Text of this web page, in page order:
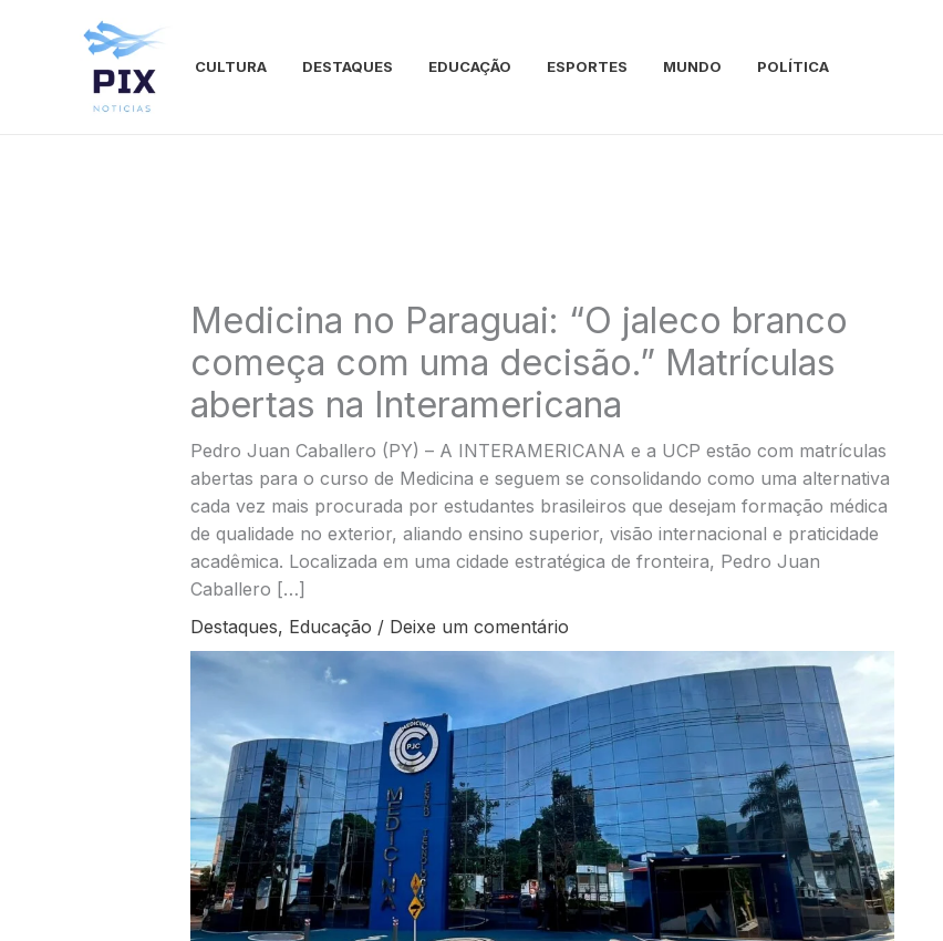
CULTURA DESTAQUES EDUCAÇÃO ESPORTES MUNDO POLÍTICA
Medicina no Paraguai: “O jaleco branco
começa com uma decisão.” Matrículas
abertas na Interamericana
Pedro Juan Caballero (PY) – A INTERAMERICANA e a UCP estão com matrículas
abertas para o curso de Medicina e seguem se consolidando como uma alternativa
cada vez mais procurada por estudantes brasileiros que desejam formação médica
de qualidade no exterior, aliando ensino superior, visão internacional e praticidade
acadêmica. Localizada em uma cidade estratégica de fronteira, Pedro Juan
Caballero […]
Destaques, Educação / Deixe um comentário